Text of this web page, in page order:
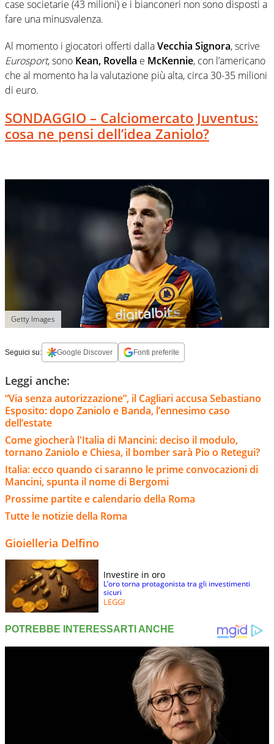
case societarie (43 milioni) e i bianconeri non sono disposti a
fare una minusvalenza.
Al momento i giocatori offerti dallaVecchia Signora, scrive
Eurosport, sono Kean, Rovella e McKennie, con l’americano
che al momento ha la valutazione più alta, circa 30-35 milioni
di euro.
SONDAGGIO – Calciomercato Juventus:
cosa ne pensi dell’idea Zaniolo?
Getty Images
Seguici su: Google Discover Fonti preferite
Leggi anche:
“Via senza autorizzazione”, il Cagliari accusa Sebastiano
Esposito: dopo Zaniolo e Banda, l’ennesimo caso
dell’estate
Come giocherà l'Italia di Mancini: deciso il modulo,
tornano Zaniolo e Chiesa, il bomber sarà Pio o Retegui?
Italia: ecco quando ci saranno le prime convocazioni di
Mancini, spunta il nome di Bergomi
Prossime partite e calendario della Roma
Tutte le notizie della Roma
Gioielleria Delfino
Investire in oro
L’oro torna protagonista tra gli investimenti
sicuri
LEGGI